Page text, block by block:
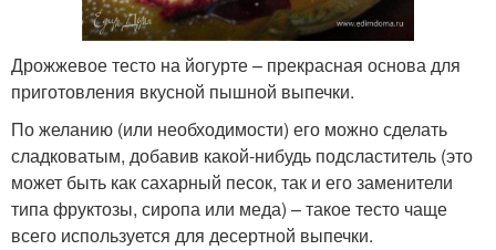
Дрожжевое тесто на йогурте – прекрасная основа для
приготовления вкусной пышной выпечки.
По желанию (или необходимости) его можно сделать
сладковатым, добавив какой-нибудь подсластитель (это
может быть как сахарный песок, так и его заменители
типа фруктозы, сиропа или меда) – такое тесто чаще
всего используется для десертной выпечки.